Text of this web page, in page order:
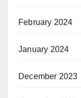
February 2024
January 2024
December 2023